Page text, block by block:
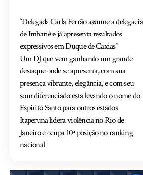
“Delegada Carla Ferrão assume a delegacia
de Imbariê e já apresenta resultados
expressivos em Duque de Caxias”
Um DJ que vem ganhando um grande
destaque onde se apresenta, com sua
presença vibrante, elegância, e com seu
som diferenciado esta levando o nome do
Espírito Santo para outros estados
Itaperuna lidera violência no Rio de
Janeiro e ocupa 10ª posição no ranking
nacional